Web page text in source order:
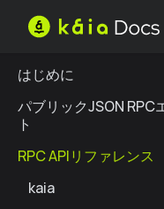
はじめに
パブリックJSON RPC
ト
RPC APIリファレンス
kaia